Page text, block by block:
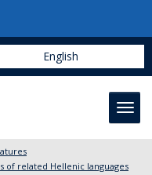
English
of related Hellenic languages